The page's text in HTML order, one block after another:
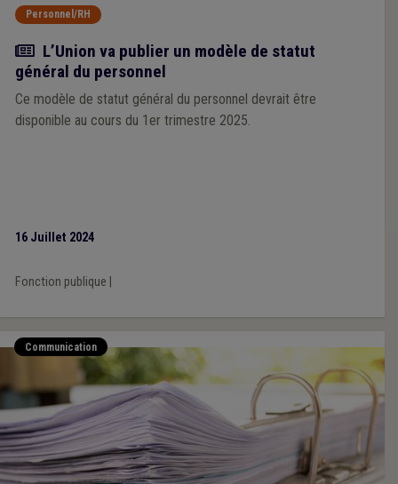
Personnel/RH
Actualité
L’Union va publier un modèle de statut
général du personnel
Ce modèle de statut général du personnel devrait être
disponible au cours du 1er trimestre 2025.
16 Juillet 2024
Fonction publique
Communication